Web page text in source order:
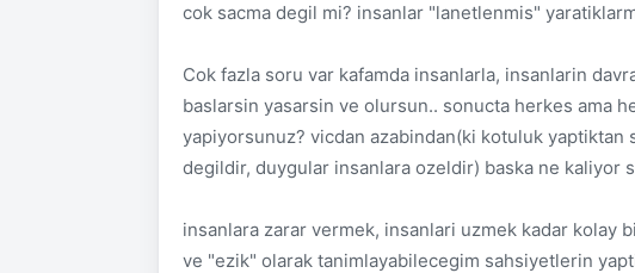
cok sacma degil mi? insanlar "lanetlenmis"
Cok fazla soru var kafamda insanlarla, insanlarin
baslarsin yasarsin ve olursun.. sonucta herkes ama
yapiyorsunuz? vicdan azabindan(ki kotuluk
degildir, duygular insanlara ozeldir) baska ne kaliyor
insanlara zarar vermek, insanlari uzmek kadar kolay
ve "ezik" olarak tanimlayabilecegim sahsiyetlerin